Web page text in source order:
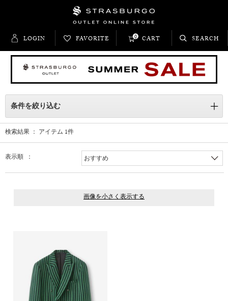
LOGIN FAVORITE CART
0 SEARCH
条件を絞り込む
検索結果 ： アイテム 1件
表示順 ：